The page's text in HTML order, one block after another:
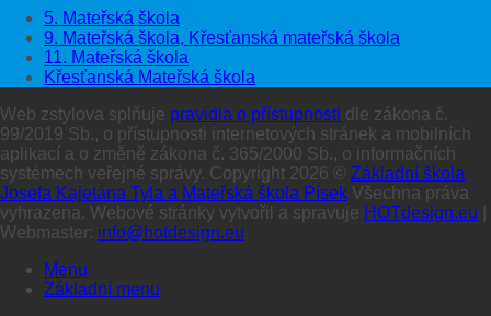
5. Mateřská škola
9. Mateřská škola, Křesťanská mateřská škola
11. Mateřská škola
Křesťanská Mateřská škola
Web zstylova splňuje pravidla o přístupnosti dle zákona č.
99/2019 Sb., o přístupnosti internetových stránek a mobilních
aplikací a o změně zákona č. 365/2000 Sb., o informačních
systémech veřejné správy. Copyright 2026 © Základní škola
Josefa Kajetána Tyla a Mateřská škola Písek Všechna práva
vyhrazena. Webové stránky vytvořil a spravuje HOTdesign.eu
Webmaster: info@hotdesign.eu
Menu
Základní menu